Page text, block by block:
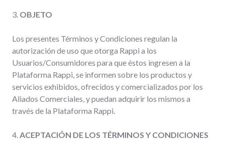
3. OBJETO
Los presentes Términos y Condiciones regulan la
autorización de uso que otorga Rappi a los
Usuarios/Consumidores para que éstos ingresen a la
Plataforma Rappi, se informen sobre los productos y
servicios exhibidos, ofrecidos y comercializados por los
Aliados Comerciales, y puedan adquirir los mismos a
través de la Plataforma Rappi.
4. ACEPTACIÓN DE LOS TÉRMINOS Y CONDICIONES